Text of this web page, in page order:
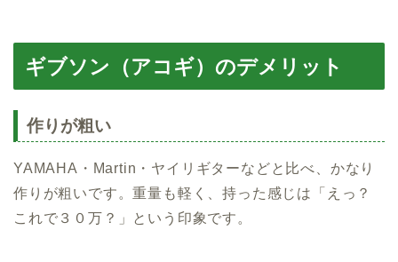
ギブソン（アコギ）のデメリット
作りが粗い
YAMAHA・Martin・ヤイリギターなどと比べ、かなり
作りが粗いです。重量も軽く、持った感じは「えっ？
これで３０万？」という印象です。